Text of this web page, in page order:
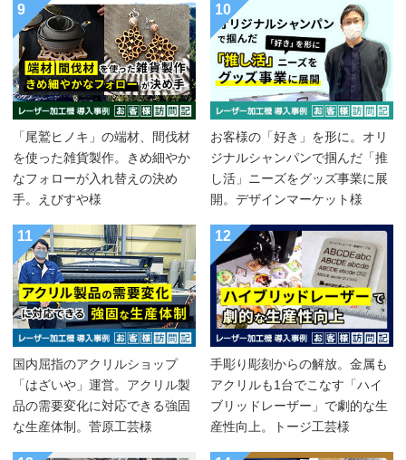
9
「尾鷲ヒノキ」の端材、間伐材
を使った雑貨製作。きめ細やか
なフォローが入れ替えの決め
手。えびすや様
10
お客様の「好き」を形に。オリ
ジナルシャンパンで掴んだ「推
し活」ニーズをグッズ事業に展
開。デザインマーケット様
11
国内屈指のアクリルショップ
「はざいや」運営。アクリル製
品の需要変化に対応できる強固
な生産体制。菅原工芸様
12
手彫り彫刻からの解放。金属も
アクリルも1台でこなす「ハイ
ブリッドレーザー」で劇的な生
産性向上。トージ工芸様